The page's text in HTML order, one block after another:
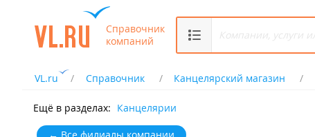
Справочник
компаний
VL.ru Справочник Канцелярский магазин
Ещё в разделах: Канцелярии